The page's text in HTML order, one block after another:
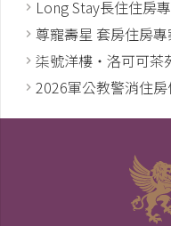
柒號洋樓 │ 房客專
凡台北漢普頓酒店住
後），即日起至二樓「
...
remove 2025.10.31